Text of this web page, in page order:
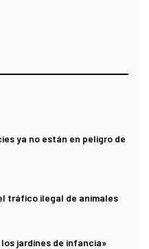
ya no están en peligro de
tráfico ilegal de animales
jardines de infancia»